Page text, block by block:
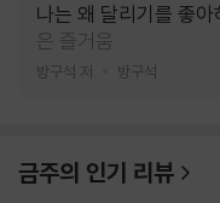
나는 왜 달리기를 좋아
은 즐거움
방구석 저 방구석
금주의 인기 리뷰